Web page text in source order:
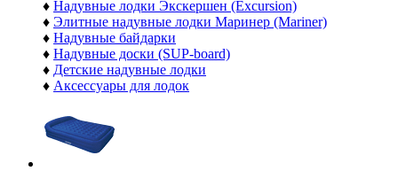
♦ Надувные лодки Экскершен (Excursion)
♦ Элитные надувные лодки Маринер (Mariner)
♦ Надувные байдарки
♦ Надувные доски (SUP-board)
♦ Детские надувные лодки
♦ Аксессуары для лодок